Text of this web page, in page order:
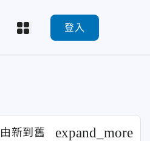
登入
由新到舊 expand_more